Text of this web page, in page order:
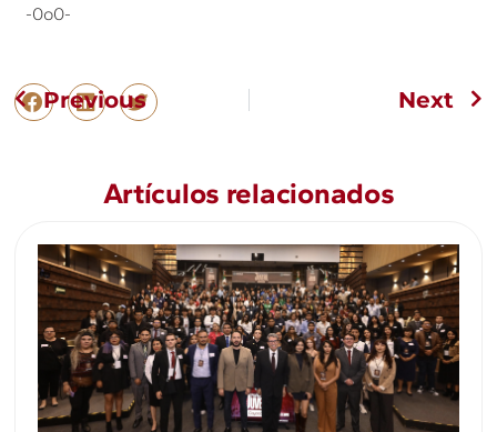
-0o0-
Previous Next
Artículos relacionados